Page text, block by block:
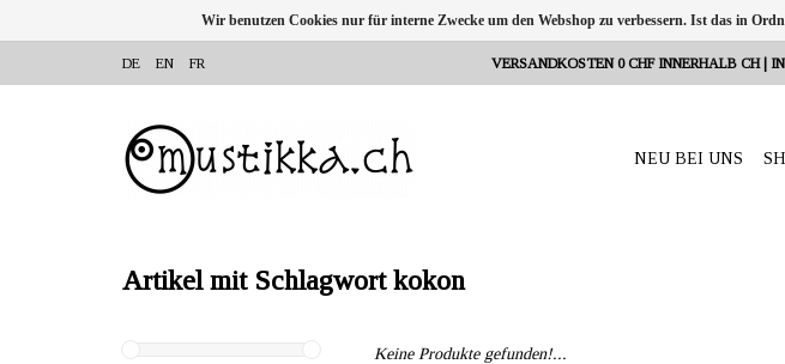
DE EN FR VERSANDKOSTEN 0 CHF INNERHALB CH |
NEU BEI UNS
Artikel mit Schlagwort kokon
Keine Produkte gefunden!...
Wir benutzen Cookies nur für interne Zwecke um den Webshop zu verbessern. Ist das in